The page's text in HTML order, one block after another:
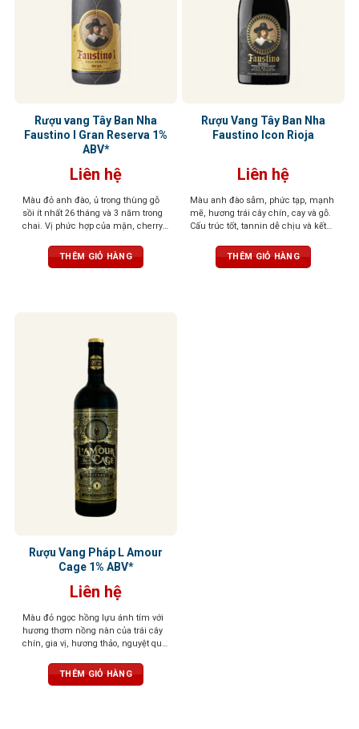
Rượu vang Tây Ban Nha
Faustino I Gran Reserva 1%
ABV*
Liên hệ
Màu đỏ anh đào, ủ trong thùng gỗ
sồi ít nhất 26 tháng và 3 năm trong
chai. Vị phức hợp của mận, cherry,
hậu vị sâu lắngTHÊM GIỎ HÀNG
Rượu Vang Tây Ban Nha
Faustino Icon Rioja
Liên hệ
Màu anh đào sẫm, phức tạp, mạnh
mẽ, hương trái cây chín, cay và gỗ.
Cấu trúc tốt, tannin dễ chịu và kết
THÊM GIỎ HÀNG
Rượu Vang Pháp L Amour
Cage 1% ABV*
Liên hệ
Màu đỏ ngọc hồng lựu ánh tím với
hương thơm nồng nàn của trái cây
chín, gia vị, hương thảo, nguyệt quế,
tinh tế, tròn trịa, bền bỉ và tannin
mượt mà.
THÊM GIỎ HÀNG